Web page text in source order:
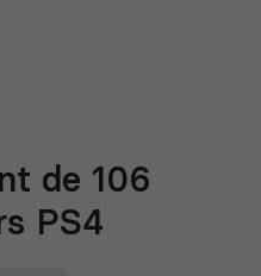
de 106
PS4